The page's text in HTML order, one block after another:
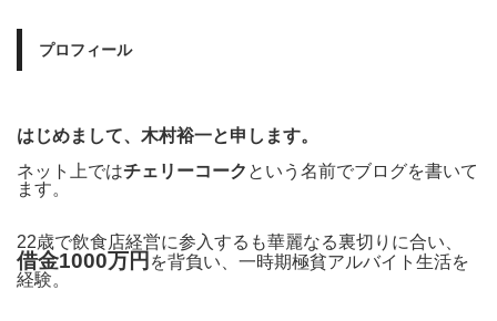
プロフィール
はじめまして、木村裕一と申します。
ネット上ではチェリーコーク という名前でブログを書いて
ます。
22歳で飲食店経営に参入するも華麗なる裏切りに合い、
借金1000万円 を背負い、一時期極貧アルバイト生活を
経験。